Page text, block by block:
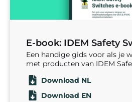
E-book: IDEM Safety
Een handige gids voor als je
met producten van IDEM
Download NL
Download EN